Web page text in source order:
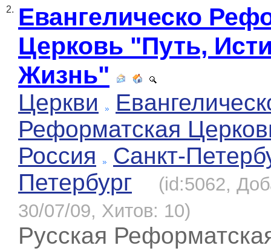
2. Евангелическо
Церковь "Путь,
Жизнь"
Церкви
Реформатская
Россия
Санкт-
Петербург
(id:5062,
30/07/09, Хитов: 10)
Русская